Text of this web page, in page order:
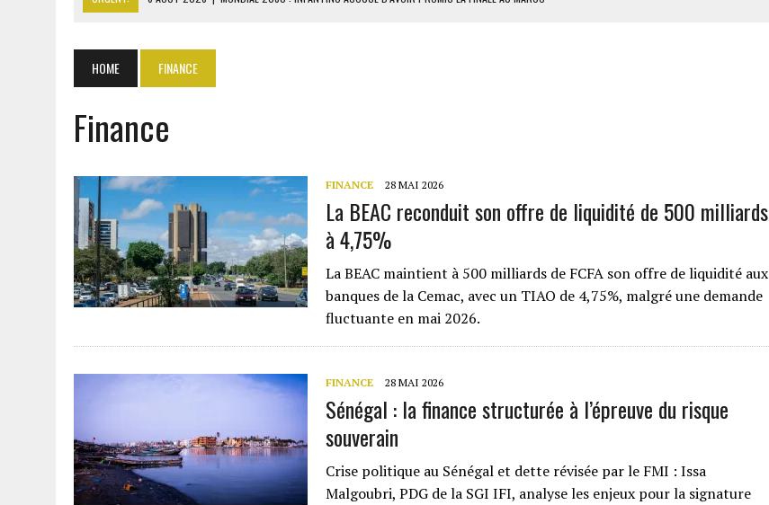
6 AOÛT 2026 | LA BANQUE MONDIALE ACCORDE 340 MILLIARDS FCFA AU SÉNÉGAL
6 AOÛT 2026
HOME FINANCE
Finance
FINANCE 28 MAI 2026
La BEAC reconduit son offre de liquidité de 500 milliards
à 4,75%
La BEAC maintient à 500 milliards de FCFA son offre de liquidité aux
banques de la Cemac, avec un TIAO de 4,75%, malgré une demande
fluctuante en mai 2026.
FINANCE 28 MAI 2026
Sénégal : la finance structurée à l’épreuve du risque
souverain
Crise politique au Sénégal et dette révisée par le FMI : Issa
Malgoubri, PDG de la SGI IFI, analyse les enjeux pour la signature